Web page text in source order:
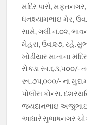
મંદિર પાસે,
ધનશ્યામભાઇ મેર,
સામે, ગલી નં.૦૨,
મેહરા, ઉવ.૨૭,
ખોડીયાર માતાના
રોકડા રૂા.૬૩,૫૦૦/-
રૂા.૭૫,૦૦૦/- ના
પોલીસ કોન્સ.
જયદાનભાઇ
આધારે સુભાષનગર